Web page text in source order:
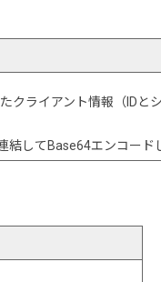
クライアント情報（IDと
結してBase64エンコード